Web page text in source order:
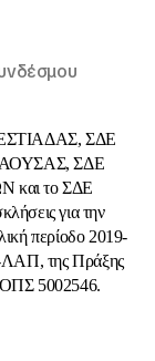
ΣΔΕ
ΣΔΕ
το ΣΔΕ
για την
περίοδο 2019-
ΛΑΠ, της Πράξης
ΟΠΣ 5002546.